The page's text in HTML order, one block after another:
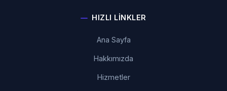
HIZLI LINKLER
Ana Sayfa
Hakkımızda
Hizmetler